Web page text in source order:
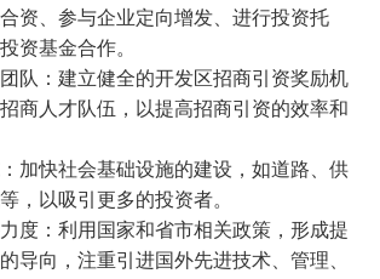
资、参与企业定向增发、进行投资托
资基金合作。
队：建立健全的开发区招商引资奖励机
商人才队伍，以提高招商引资的效率和
加快社会基础设施的建设，如道路、供
，以吸引更多的投资者。
度：利用国家和省市相关政策，形成提
导向，注重引进国外先进技术、管理、